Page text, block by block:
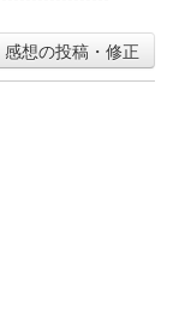
感想の投稿・修正